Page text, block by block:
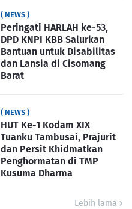
( NEWS )
Peringati HARLAH ke-53,
DPD KNPI KBB Salurkan
Bantuan untuk Disabilitas
dan Lansia di Cisomang
Barat
( NEWS )
HUT Ke-1 Kodam XIX
Tuanku Tambusai, Prajurit
dan Persit Khidmatkan
Penghormatan di TMP
Kusuma Dharma
Lebih lama